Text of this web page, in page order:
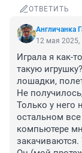
ОТВЕТИТЬ
Aнгличанка
12 мая 2025,
Играла я как-
такую
лошадки,
Не
Только у него
остальном
компьютере